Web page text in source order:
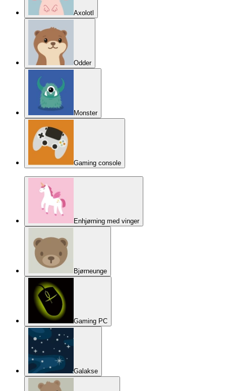
Axolotl
Odder
Monster
Gaming console
Enhjørning med vinger
Bjørneunge
Gaming PC
Galakse